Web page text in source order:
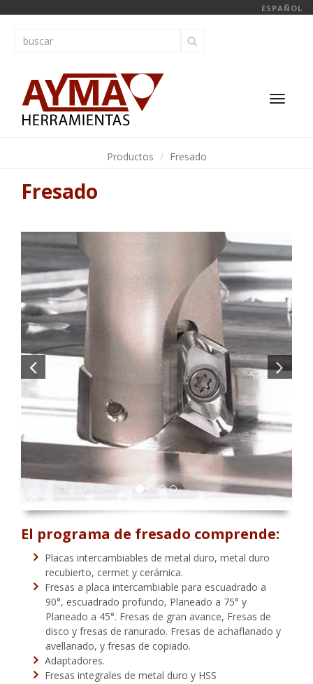
ESPAÑOL
Productos Fresado
Fresado
El programa de fresado comprende:
Placas intercambiables de metal duro, metal duro
recubierto, cermet y cerámica.
Fresas a placa intercambiable para escuadrado a
90°, escuadrado profundo, Planeado a 75° y
Planeado a 45°. Fresas de gran avance, Fresas de
disco y fresas de ranurado. Fresas de achaflanado y
avellanado, y fresas de copiado.
Adaptadores.
Fresas integrales de metal duro y HSS